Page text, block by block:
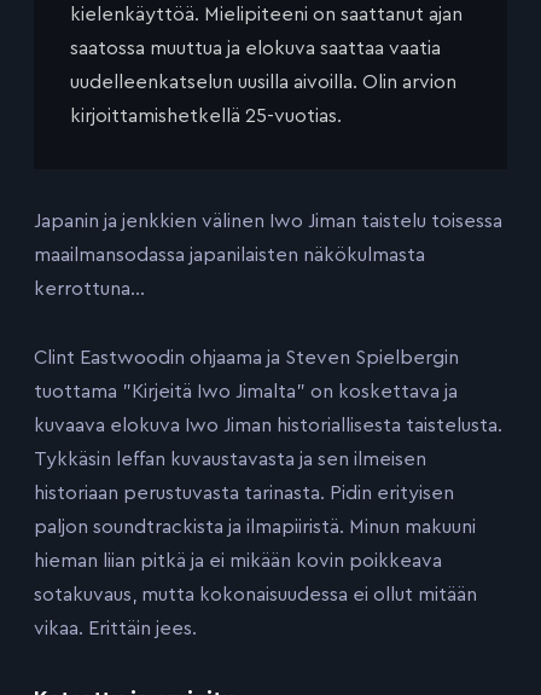
kielenkäyttöä. Mielipiteeni on saattanut ajan
saatossa muuttua ja elokuva saattaa vaatia
uudelleenkatselun uusilla aivoilla. Olin arvion
kirjoittamishetkellä 25-vuotias.
Japanin ja jenkkien välinen Iwo Jiman taistelu toisessa
maailmansodassa japanilaisten näkökulmasta
kerrottuna…
Clint Eastwoodin ohjaama ja Steven Spielbergin
tuottama ”Kirjeitä Iwo Jimalta” on koskettava ja
kuvaava elokuva Iwo Jiman historiallisesta taistelusta.
Tykkäsin leffan kuvaustavasta ja sen ilmeisen
historiaan perustuvasta tarinasta. Pidin erityisen
paljon soundtrackista ja ilmapiiristä. Minun makuuni
hieman liian pitkä ja ei mikään kovin poikkeava
sotakuvaus, mutta kokonaisuudessa ei ollut mitään
vikaa. Erittäin jees.